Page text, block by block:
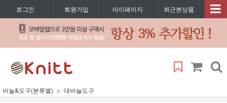
로그인 회원가입 마이페이지 최근본상품
바늘&도구(분류별) 대바늘도구